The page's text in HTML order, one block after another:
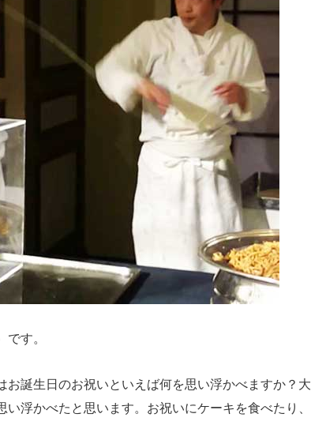
す。
誕生日のお祝いといえば何を思い浮かべますか？大
浮かべたと思います。お祝いにケーキを食べたり、